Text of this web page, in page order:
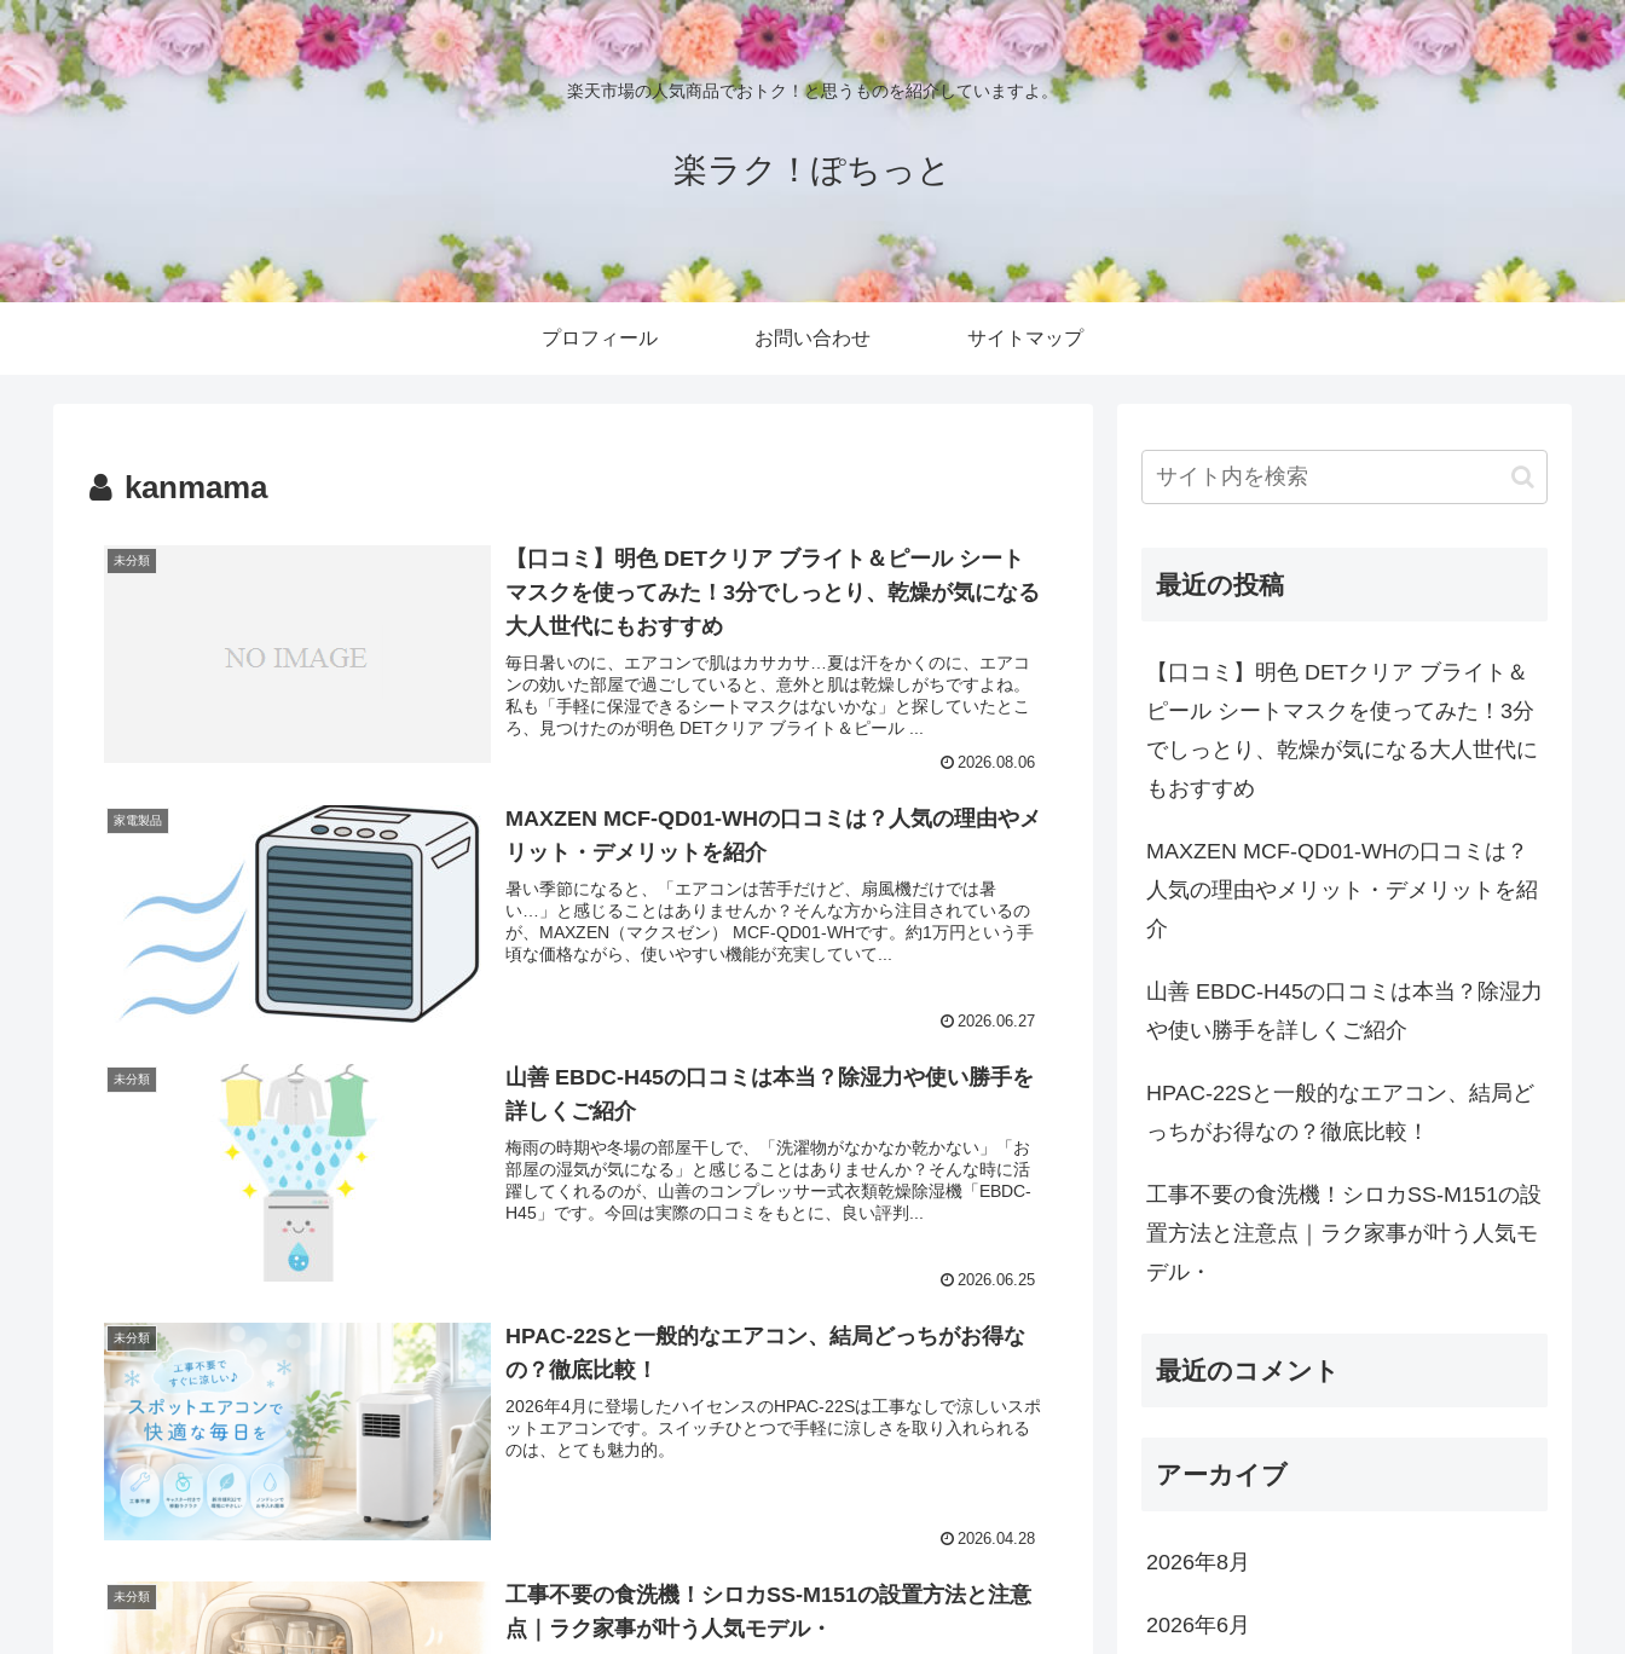
楽天市場の人気商品でおトク！と思うものを紹介していますよ。
楽ラク！ぽちっと
プロフィール お問い合わせ サイトマップ
kanmama
未分類
【口コミ】明色 DETクリア ブライト＆ピール シート
マスクを使ってみた！3分でしっとり、乾燥が気になる
大人世代にもおすすめ
毎日暑いのに、エアコンで肌はカサカサ…夏は汗をかくのに、エアコ
ンの効いた部屋で過ごしていると、意外と肌は乾燥しがちですよね。
私も「手軽に保湿できるシートマスクはないかな」と探していたとこ
ろ、見つけたのが明色 DETクリア ブライト＆ピール ...
2026.08.06
家電製品
MAXZEN MCF-QD01-WHの口コミは？人気の理由やメ
リット・デメリットを紹介
暑い季節になると、「エアコンは苦手だけど、扇風機だけでは暑
い…」と感じることはありませんか？そんな方から注目されているの
が、MAXZEN（マクスゼン） MCF-QD01-WHです。約1万円という手
頃な価格ながら、使いやすい機能が充実していて...
2026.06.27
未分類
山善 EBDC-H45の口コミは本当？除湿力や使い勝手を
詳しくご紹介
梅雨の時期や冬場の部屋干しで、「洗濯物がなかなか乾かない」「お
部屋の湿気が気になる」と感じることはありませんか？そんな時に活
躍してくれるのが、山善のコンプレッサー式衣類乾燥除湿機「EBDC-
H45」です。今回は実際の口コミをもとに、良い評判...
2026.06.25
未分類
HPAC-22Sと一般的なエアコン、結局どっちがお得な
の？徹底比較！
2026年4月に登場したハイセンスのHPAC-22Sは工事なしで涼しいスポ
ットエアコンです。スイッチひとつで手軽に涼しさを取り入れられる
のは、とても魅力的。
2026.04.28
未分類
工事不要の食洗機！シロカSS-M151の設置方法と注意
点｜ラク家事が叶う人気モデル・
最近の投稿
【口コミ】明色 DETクリア ブライト＆
ピール シートマスクを使ってみた！3分
でしっとり、乾燥が気になる大人世代に
もおすすめ
MAXZEN MCF-QD01-WHの口コミは？
人気の理由やメリット・デメリットを紹
介
山善 EBDC-H45の口コミは本当？除湿力
や使い勝手を詳しくご紹介
HPAC-22Sと一般的なエアコン、結局ど
っちがお得なの？徹底比較！
工事不要の食洗機！シロカSS-M151の設
置方法と注意点｜ラク家事が叶う人気モ
デル・
最近のコメント
アーカイブ
2026年8月
2026年6月